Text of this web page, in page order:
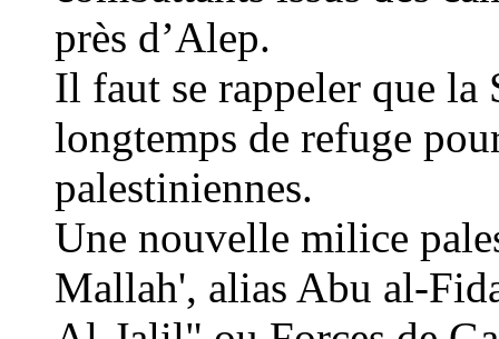
près d’Alep.
Il faut se rappeler que la
longtemps de refuge
palestiniennes.
Une nouvelle milice
Mallah', alias Abu al-